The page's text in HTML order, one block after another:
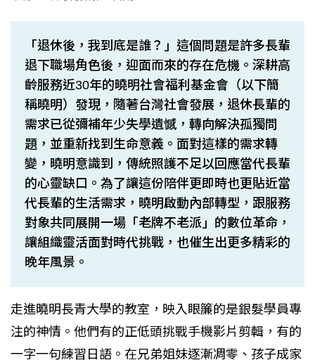
「退休後，我到底是誰？」這個問題是許多長輩
退下職場角色後，迎面而來的存在危機。深耕高
齡服務近30年的曉明社會福利基金會（以下簡
稱曉明）發現，隨著台灣社會發展，退休長輩的
需求已從彌補年少失學遺憾，轉向解決孤獨問
題，並重新找到生命意義。面對這樣的需求轉
變，曉明意識到，傳統照護不足以回應當代長輩
的心靈缺口。為了讓這份陪伴更即時也更貼近當
代長輩的生活需求，曉明啟動內部轉型，跟服務
對象共同展開一場「老牌不老派」的數位革命，
讓組織靈活面對時代挑戰，也催生出更多精彩的
晚年風景。
走進曉明長青大學的教室，映入眼簾的是銀髮學員專
注的神情。他們有的正低頭挑戰手機影片剪輯，有的
一字一句練習日語。在兄弟姐妹逐漸凋零、孩子成家